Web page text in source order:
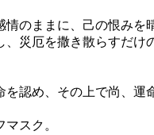
のままに、己の恨みを
、災厄を撒き散らすだけ
を認め、その上で尚、運
スク。